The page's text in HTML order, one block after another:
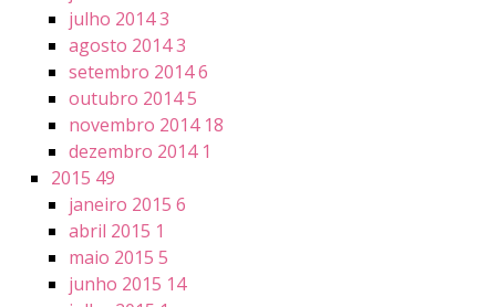
julho 20143
agosto 20143
setembro 20146
outubro 20145
novembro 2014 18
dezembro 2014 1
2015 49
janeiro 2015 6
abril 2015 1
maio 2015 5
junho 2015 14